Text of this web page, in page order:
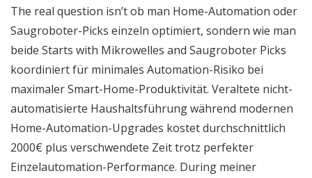
The real question isn’t ob man Home-Automation oder
Saugroboter-Picks einzeln optimiert, sondern wie man
beide Starts with Mikrowelles and Saugroboter Picks
koordiniert für minimales Automation-Risiko bei
maximaler Smart-Home-Produktivität. Veraltete nicht-
automatisierte Haushaltsführung während modernen
Home-Automation-Upgrades kostet durchschnittlich
2000€ plus verschwendete Zeit trotz perfekter
Einzelautomation-Performance. During meiner